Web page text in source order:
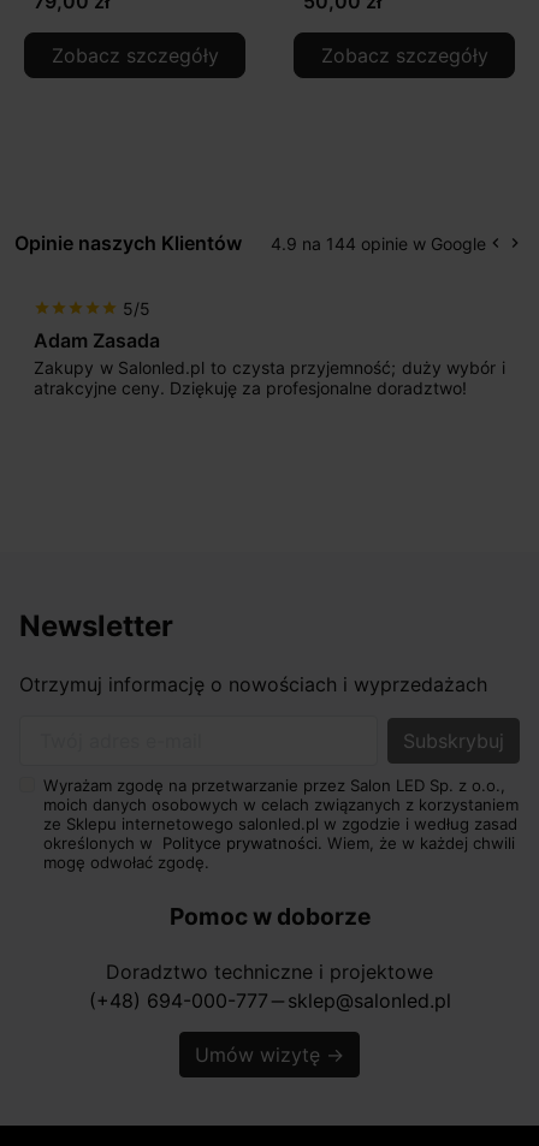
Zobacz szczegóły Zobacz szczegóły
Opinie naszych Klientów 4.9 na 144 opinie w Google keyboard_arrow_left keyboard_arrow_right
star star star star star 5/5
Adam Zasada
Zakupy w Salonled.pl to czysta przyjemność; duży wybór i
atrakcyjne ceny. Dziękuję za profesjonalne doradztwo!
Newsletter
Otrzymuj informację o nowościach i wyprzedażach
Wyrażam zgodę na przetwarzanie przez Salon LED Sp. z o.o.,
moich danych osobowych w celach związanych z korzystaniem
ze Sklepu internetowego salonled.pl w zgodzie i według zasad
określonych w Polityce prywatności. Wiem, że w każdej chwili
mogę odwołać zgodę.
Pomoc w doborze
Doradztwo techniczne i projektowe
(+48) 694-000-777 horizontal_rule sklep@salonled.pl
Umów wizytę →